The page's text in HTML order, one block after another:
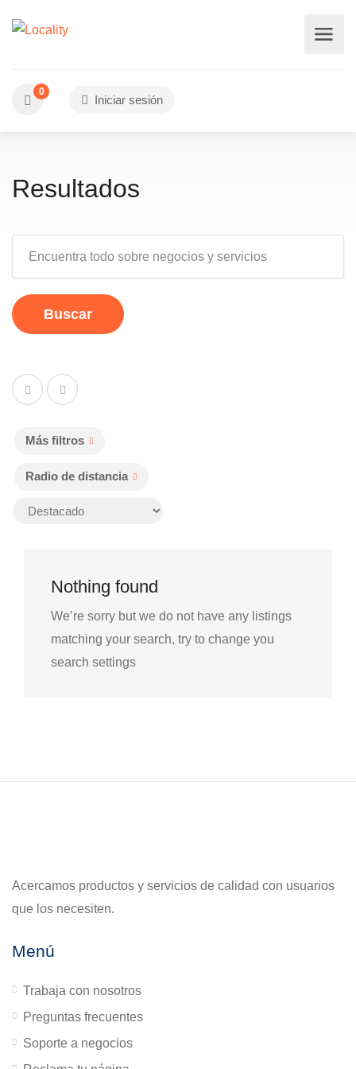
0
Iniciar sesión
Resultados
Buscar
Más filtros
Radio de distancia
Nothing found
We’re sorry but we do not have any listings
matching your search, try to change you
search settings
Acercamos productos y servicios de calidad con usuarios
que los necesiten.
Menú
Trabaja con nosotros
Preguntas frecuentes
Soporte a negocios